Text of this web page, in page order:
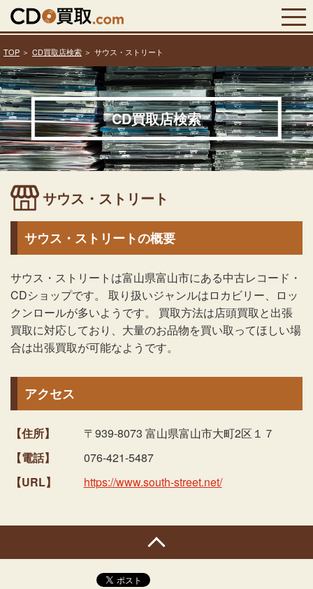
TOP CD買取店検索 サウス・ストリート
CD買取店検索
サウス・ストリート
サウス・ストリートの概要
サウス・ストリートは富山県富山市にある中古レコード・
CDショップです。 取り扱いジャンルはロカビリー、ロッ
クンロールが多いようです。 買取方法は店頭買取と出張
買取に対応しており、大量のお品物を買い取ってほしい場
合は出張買取が可能なようです。
アクセス
【住所】
〒939-8073 富山県富山市大町2区１７
【電話】
076-421-5487
【URL】
https://www.south-street.net/